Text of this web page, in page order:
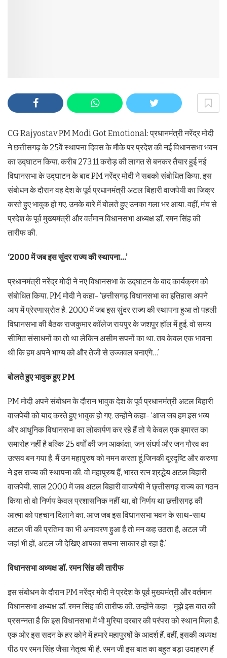
CG Rajyostav PM Modi Got Emotional: प्रधानमंत्री नरेंद्र मोदी
ने छत्तीसगढ़ के 25वें स्थापना दिवस के मौके पर प्रदेश की नई विधानसभा भवन
का उद्घाटन किया. करीब 273.11 करोड़ की लागत से बनकर तैयार हुई नई
विधानसभा के उद्घाटन के बाद PM नरेंद्र मोदी ने सबको संबोधित किया. इस
संबोधन के दौरान वह देश के पूर्व प्रधानमंत्री अटल बिहारी वाजपेयी का जिक्र
करते हुए भावुक हो गए. उनके बारे में बोलते हुए उनका गला भर आया. वहीं, मंच से
प्रदेश के पूर्व मुख्यमंत्री और वर्तमान विधानसभा अध्यक्ष डॉ. रमन सिंह की
तारीफ की.
‘2000 में जब इस सुंदर राज्य की स्थापना…’
प्रधानमंत्री नरेंद्र मोदी ने नए विधानसभा के उद्घाटन के बाद कार्यक्रम को
संबोधित किया. PM मोदी ने कहा- ‘छत्तीसगढ़ विधानसभा का इतिहास अपने
आप में प्रेरणास्रोत है. 2000 में जब इस सुंदर राज्य की स्थापना हुआ तो पहली
विधानसभा की बैठक राजकुमार कॉलेज रायपुर के जशपुर हॉल में हुई. वो समय
सीमित संसाधनों का तो था लेकिन असीम सपनों का था. तब केवल एक भावना
थी कि हम अपने भाग्य को और तेजी से उज्जवल बनाएंगे…’
बोलते हुए भावुक हुए PM
PM मोदी अपने संबोधन के दौरान भावुक देश के पूर्व प्रधानमंत्री अटल बिहारी
वाजपेयी को याद करते हुए भावुक हो गए. उन्होंने कहा- ‘आज जब हम इस भव्य
और आधुनिक विधानसभा का लोकार्पण कर रहे हैं तो ये केवल एक इमारत का
समारोह नहीं है बल्कि 25 वर्षों की जन आकांक्षा, जन संघर्ष और जन गौरव का
उत्सव बन गया है. मैं उन महापुरुष को नमन करता हूं,जिनकी दूरदृष्टि और करुणा
ने इस राज्य की स्थापना की. वो महापुरुष हैं, भारत रत्न श्रद्धेय अटल बिहारी
वाजपेयी. साल 2000 में जब अटल बिहारी वाजपेयी ने छ्त्तीसगढ़ राज्य का गठन
किया तो वो निर्णय केवल प्रशासनिक नहीं था, वो निर्णय था छत्तीसगढ़ की
आत्मा को पहचान दिलाने का. आज जब इस विधानसभा भवन के साथ-साथ
अटल जी की प्रतिमा का भी अनावरण हुआ है तो मन कह उठता है, अटल जी
जहां भी हों, अटल जी देखिए आपका सपना साकार हो रहा है.’
विधानसभा अध्यक्ष डॉ. रमन सिंह की तारीफ
इस संबोधन के दौरान PM नरेंद्र मोदी ने प्रदेश के पूर्व मुख्यमंत्री और वर्तमान
विधानसभा अध्यक्ष डॉ. रमन सिंह की तारीफ की. उन्होंने कहा- ‘मुझे इस बात की
प्रसन्नता है कि इस विधानसभा में भी मुरिया दरबार की परंपरा को स्थान मिला है.
एक ओर इस सदन के हर कोने में हमारे महापुरषों के आदर्श हैं. वहीं, इसकी अध्यक्ष
पीठ पर रमन सिंह जैसा नेतृत्व भी है. रमन जी इस बात का बहुत बड़ा उदाहरण हैं